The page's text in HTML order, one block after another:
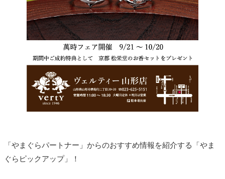
「やまぐらパートナー」からのおすすめ情報を紹介する「やま
ぐらピックアップ」！